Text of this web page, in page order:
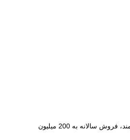
Jiangyin Homen Rubber Plastic Product Co., Ltd، واقع در جاده Guibin 52#، لیگانگ، استان جیانگ سو.این شرکت با مساحتی نزدیک به 50000 متر مربع، بیش از 400 کارمند، فروش سالانه به 200 میلیون